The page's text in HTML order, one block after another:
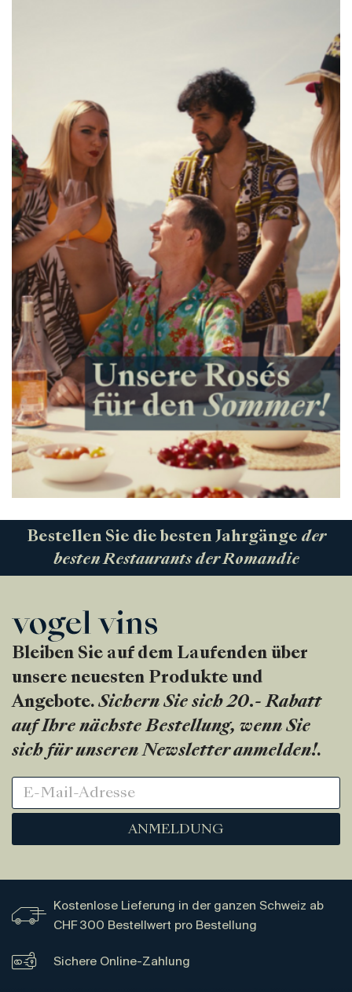
Bestellen Sie die besten Jahrgänge der
besten Restaurants der Romandie
Bleiben Sie auf dem Laufenden über
unsere neuesten Produkte und
Angebote. Sichern Sie sich 20.- Rabatt
auf Ihre nächste Bestellung, wenn Sie
sich für unseren Newsletter anmelden!.
ANMELDUNG
Kostenlose Lieferung in der ganzen Schweiz ab
CHF 300 Bestellwert pro Bestellung
Sichere Online-Zahlung